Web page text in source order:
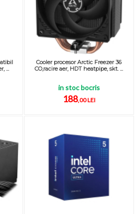
...
Cooler procesor Arctic Freezer 36
CO,racire aer, HDT heatpipe, skt. ...
in stoc bocris
188,00 LEI